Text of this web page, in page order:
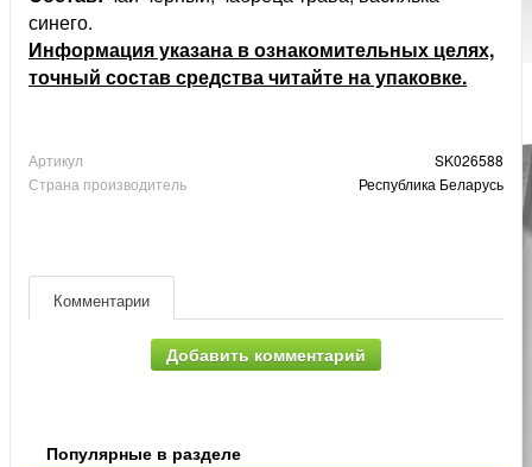
синего.
Информация указана в ознакомительных целях,
точный состав средства читайте на упаковке.
Артикул
SK026588
Страна производитель
Республика Беларусь
Комментарии
Добавить комментарий
Популярные в разделе